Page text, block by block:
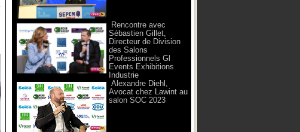
Rencontre avec
Sébastien Gillet,
Directeur de Division
des Salons
Professionnels Gl
Events Exhibitions
Industrie
Alexandre Diehl,
Avocat chez Lawint au
salon SOC 2023